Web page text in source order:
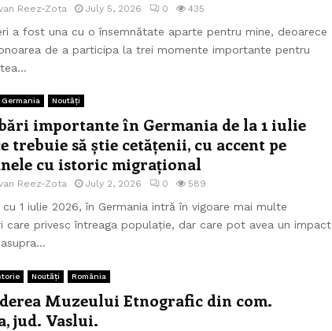
Reez-Zota July 5, 2026 0 435
a fost una cu o însemnătate aparte pentru mine, deoarece
de a participa la trei momente importante pentru
Germania Noutăți
importante în Germania de la 1 iulie
trebuie să știe cetățenii, cu accent pe
cu istoric migrațional
Reez-Zota July 2, 2026 0 589
1 iulie 2026, în Germania intră în vigoare mai multe
care privesc întreaga populație, dar care pot avea un impact
Noutăți România
Muzeului Etnografic din com.
jud. Vaslui.